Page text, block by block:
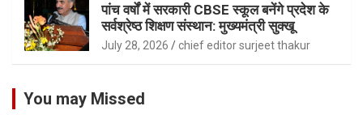
पांच वर्षों में सरकारी CBSE स्कूल बनेंगे प्रदेश के
सर्वश्रेष्ठ शिक्षण संस्थान: मुख्यमंत्री सुक्खू
July 28, 2026 chief editor surjeet thakur
You may Missed